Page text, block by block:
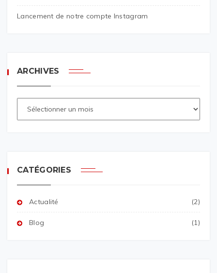
Lancement de notre compte Instagram
ARCHIVES
CATÉGORIES
Actualité (2)
Blog (1)